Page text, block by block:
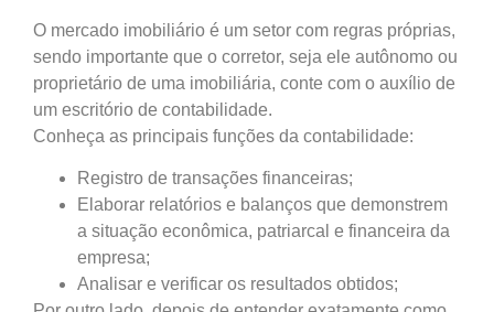
O mercado imobiliário é um setor com regras próprias,
sendo importante que o corretor, seja ele autônomo ou
proprietário de uma imobiliária, conte com o auxílio de
um escritório de contabilidade.
Conheça as principais funções da contabilidade:
Registro de transações financeiras;
Elaborar relatórios e balanços que demonstrem
a situação econômica, patriarcal e financeira da
empresa;
Analisar e verificar os resultados obtidos;